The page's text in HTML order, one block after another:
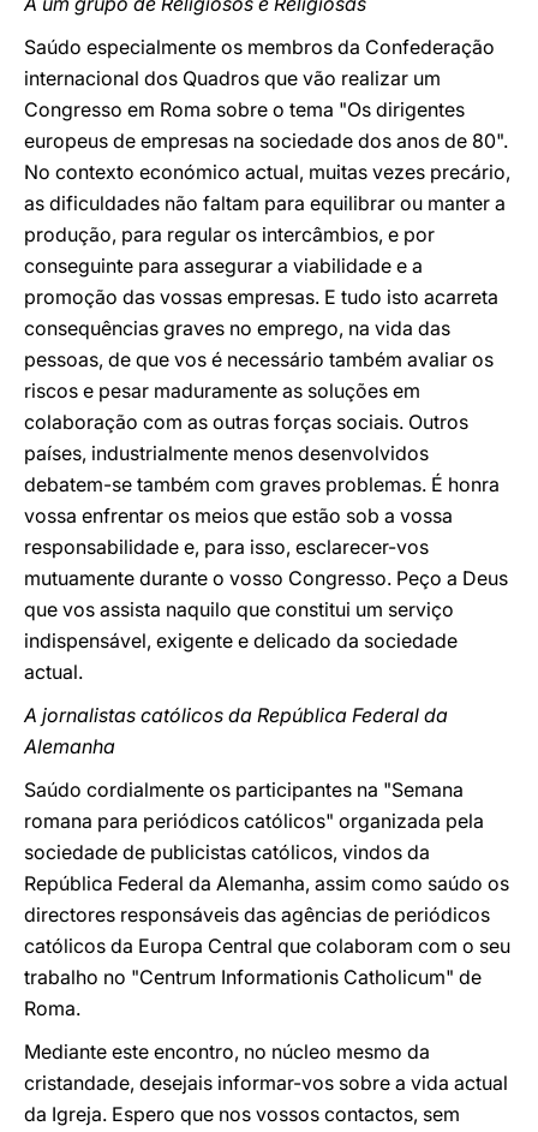
Saúdo especialmente os membros da Confederação
internacional dos Quadros que vão realizar um
Congresso em Roma sobre o tema "Os dirigentes
europeus de empresas na sociedade dos anos de 80".
No contexto económico actual, muitas vezes precário,
as dificuldades não faltam para equilibrar ou manter a
produção, para regular os intercâmbios, e por
conseguinte para assegurar a viabilidade e a
promoção das vossas empresas. E tudo isto acarreta
consequências graves no emprego, na vida das
pessoas, de que vos é necessário também avaliar os
riscos e pesar maduramente as soluções em
colaboração com as outras forças sociais. Outros
países, industrialmente menos desenvolvidos
debatem-se também com graves problemas. É honra
vossa enfrentar os meios que estão sob a vossa
responsabilidade e, para isso, esclarecer-vos
mutuamente durante o vosso Congresso. Peço a Deus
que vos assista naquilo que constitui um serviço
indispensável, exigente e delicado da sociedade
actual.
A jornalistas católicos da República Federal da
Alemanha
Saúdo cordialmente os participantes na "Semana
romana para periódicos católicos" organizada pela
sociedade de publicistas católicos, vindos da
República Federal da Alemanha, assim como saúdo os
directores responsáveis das agências de periódicos
católicos da Europa Central que colaboram com o seu
trabalho no "Centrum Informationis Catholicum" de
Roma.
Mediante este encontro, no núcleo mesmo da
cristandade, desejais informar-vos sobre a vida actual
da Igreja. Espero que nos vossos contactos, sem